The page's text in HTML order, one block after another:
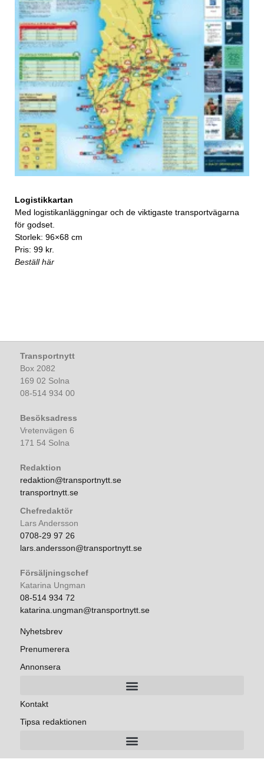
Logistikkartan
Med logistikanläggningar och de viktigaste transportvägarna
för godset.
Storlek: 96×68 cm
Pris: 99 kr.
Beställ här
Transportnytt
Box 2082
169 02 Solna
08-514 934 00
Besöksadress
Vretenvägen 6
171 54 Solna
Redaktion
redaktion@transportnytt.se
transportnytt.se
Chefredaktör
Lars Andersson
0708-29 97 26
lars.andersson@transportnytt.se
Försäljningschef
Katarina Ungman
08-514 934 72
katarina.ungman@transportnytt.se
Nyhetsbrev
Prenumerera
Annonsera
Kontakt
Tipsa redaktionen